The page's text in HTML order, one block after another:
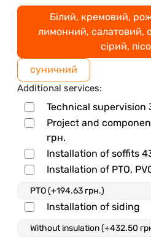
Білий, кремовий,
лимонний, салатовий,
сірий,
суничний
Additional services:
Technical supervision
Project and
грн.
Installation of soffits
Installation of PTO,
Installation of siding